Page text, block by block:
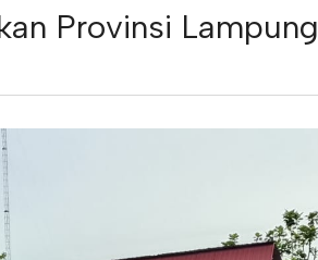
Provinsi Lampung